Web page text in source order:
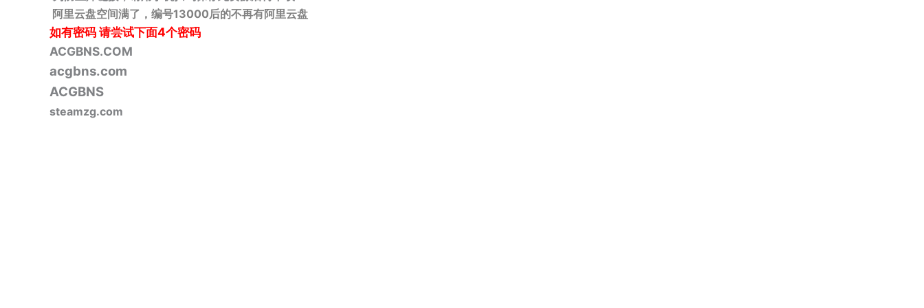
阿里云盘空间满了，编号13000后的不再有阿里云盘
如有密码请尝试下面4个密码
ACGBNS.COM
acgbns.com
ACGBNS
steamzg.com